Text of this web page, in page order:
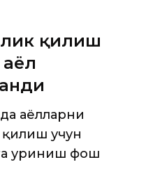
қилиш
аёл
аёлларни
учун
уриниш фош